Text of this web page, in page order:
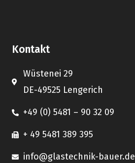
Kontakt
Wüstenei 29
DE-49525 Lengerich
+49 (0) 5481 – 90 32 09
+ 49 5481 389 395
info@glastechnik-bauer.de